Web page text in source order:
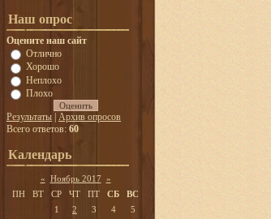
Наш опрос
Оцените наш сайт
Отлично
Хорошо
Неплохо
Плохо
Результаты Архив опросов
Всего ответов: 60
Календарь
« Ноябрь 2017 »
ПН
ВТ СР ЧТ ПТ СБ
ВС
1
2 3 4
5